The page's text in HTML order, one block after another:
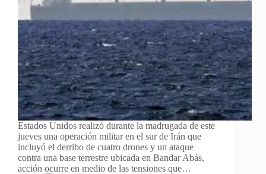
Estados Unidos realizó durante la madrugada de este
jueves una operación militar en el sur de Irán que
incluyó el derribo de cuatro drones y un ataque
contra una base terrestre ubicada en Bandar Abás,
acción ocurre en medio de las tensiones que…